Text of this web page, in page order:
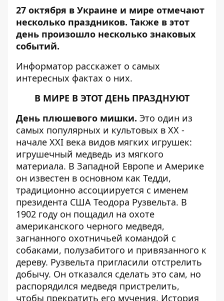
27 октября в Украине и мире отмечают
несколько праздников. Также в этот
день произошло несколько знаковых
событий.
Информатор расскажет о самых
интересных фактах о них.
В МИРЕ В ЭТОТ ДЕНЬ ПРАЗДНУЮТ
День плюшевого мишки. Это один из
самых популярных и культовых в XX -
начале XXI века видов мягких игрушек:
игрушечный медведь из мягкого
материала. В Западной Европе и Америке
он известен в основном как Тедди,
традиционно ассоциируется с именем
президента США Теодора Рузвельта. В
1902 году он пощадил на охоте
американского черного медведя,
загнанного охотничьей командой с
собаками, полузабитого и привязанного к
дереву. Рузвельта пригласили отстрелить
добычу. Он отказался сделать это сам, но
распорядился медведя пристрелить,
чтобы прекратить его мучения. История